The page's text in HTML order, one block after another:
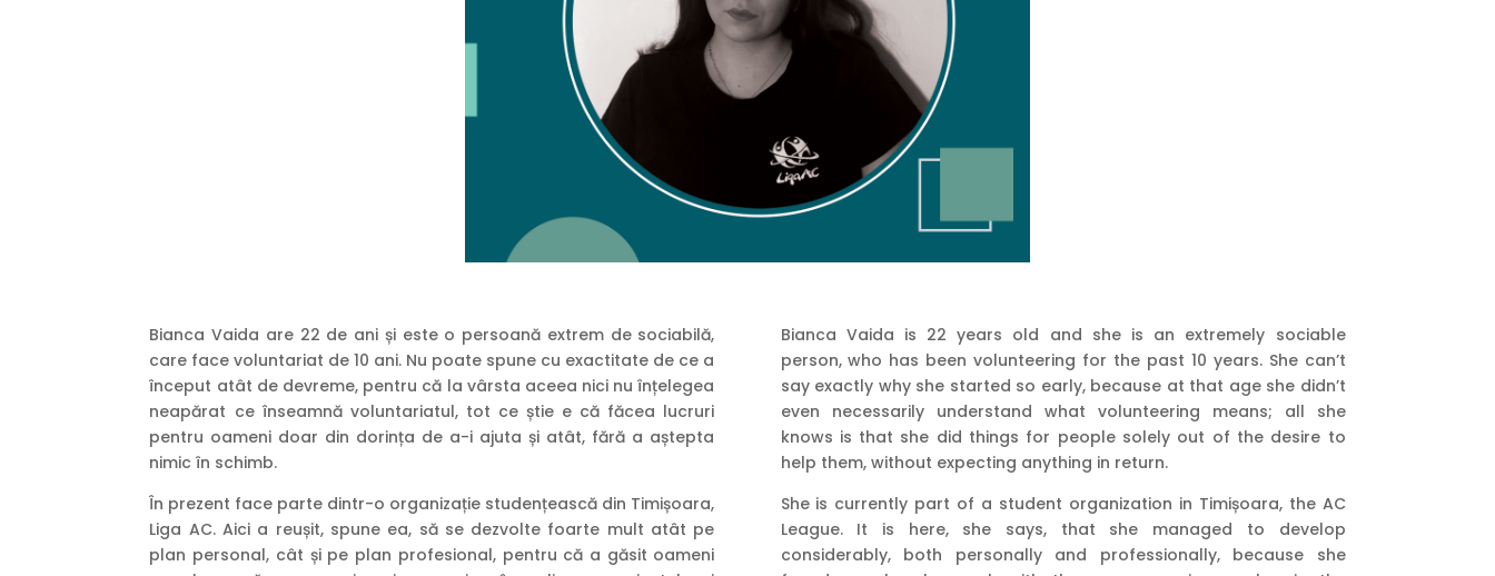
Bianca Vaida are 22 de ani și este o persoană extrem de sociabilă,
care face voluntariat de 10 ani. Nu poate spune cu exactitate de ce a
început atât de devreme, pentru că la vârsta aceea nici nu înțelegea
neapărat ce înseamnă voluntariatul, tot ce știe e că făcea lucruri
pentru oameni doar din dorința de a-i ajuta și atât, fără a aștepta
nimic în schimb.
În prezent face parte dintr-o organizație studențească din Timișoara,
Liga AC. Aici a reușit, spune ea, să se dezvolte foarte mult atât pe
plan personal, cât și pe plan profesional, pentru că a găsit oameni
Bianca Vaida is 22 years old and she is an extremely sociable
person, who has been volunteering for the past 10 years. She can’t
say exactly why she started so early, because at that age she didn’t
even necessarily understand what volunteering means; all she
knows is that she did things for people solely out of the desire to
help them, without expecting anything in return.
She is currently part of a student organization in Timișoara, the AC
League. It is here, she says, that she managed to develop
considerably, both personally and professionally, because she